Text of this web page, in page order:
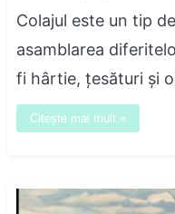
Colajul este un tip
asamblarea
fi hârtie, țesături și
Citește mai mult »